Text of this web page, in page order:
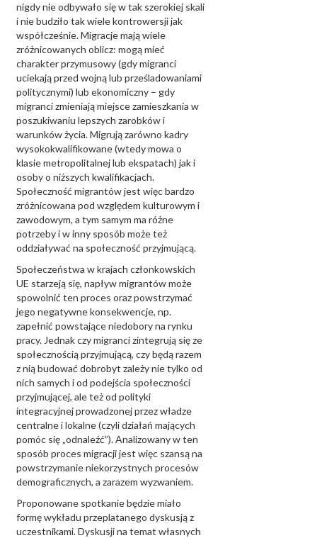
nigdy nie odbywało się w tak szerokiej skali
i nie budziło tak wiele kontrowersji jak
współcześnie. Migracje mają wiele
zróżnicowanych oblicz: mogą mieć
charakter przymusowy (gdy migranci
uciekają przed wojną lub prześladowaniami
politycznymi) lub ekonomiczny – gdy
migranci zmieniają miejsce zamieszkania w
poszukiwaniu lepszych zarobków i
warunków życia. Migrują zarówno kadry
wysokokwalifikowane (wtedy mowa o
klasie metropolitalnej lub ekspatach) jak i
osoby o niższych kwalifikacjach.
Społeczność migrantów jest więc bardzo
zróżnicowana pod względem kulturowym i
zawodowym, a tym samym ma różne
potrzeby i w inny sposób może też
oddziaływać na społeczność przyjmującą.
Społeczeństwa w krajach członkowskich
UE starzeją się, napływ migrantów może
spowolnić ten proces oraz powstrzymać
jego negatywne konsekwencje, np.
zapełnić powstające niedobory na rynku
pracy. Jednak czy migranci zintegrują się ze
społecznością przyjmującą, czy będą razem
z nią budować dobrobyt zależy nie tylko od
nich samych i od podejścia społeczności
przyjmującej, ale też od polityki
integracyjnej prowadzonej przez władze
centralne i lokalne (czyli działań mających
pomóc się „odnaleźć”). Analizowany w ten
sposób proces migracji jest więc szansą na
powstrzymanie niekorzystnych procesów
demograficznych, a zarazem wyzwaniem.
Proponowane spotkanie będzie miało
formę wykładu przeplatanego dyskusją z
uczestnikami. Dyskusji na temat własnych